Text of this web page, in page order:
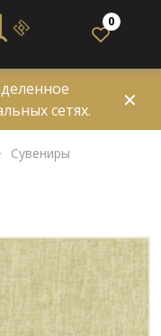
0
сетях.
✕
Сувениры